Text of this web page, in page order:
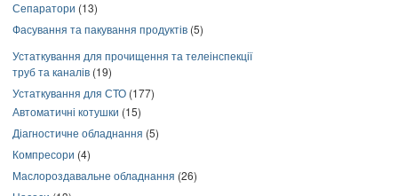
Сепаратори (13)
Фасування та пакування продуктів (5)
Устаткування для прочищення та телеінспекції
труб та каналів (19)
Устаткування для СТО (177)
Автоматичні котушки (15)
Діагностичне обладнання (5)
Компресори (4)
Маслороздавальне обладнання (26)